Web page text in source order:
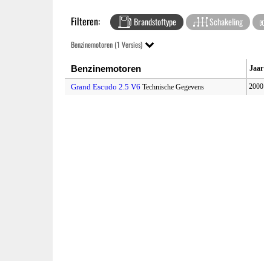
Filteren: Brandstoftype Schakeling
Benzinemotoren (1 Versies)
Benzinemotoren Jaar
Grand Escudo 2.5 V6 Technische Gegevens 2000